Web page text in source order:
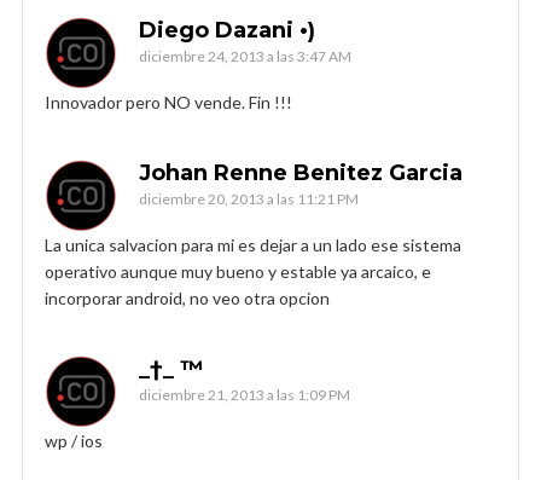
Diego Dazani •)
diciembre 24, 2013 a las 3:47 AM
Innovador pero NO vende. Fin !!!
Johan Renne Benitez Garcia
diciembre 20, 2013 a las 11:21 PM
La unica salvacion para mi es dejar a un lado ese sistema
operativo aunque muy bueno y estable ya arcaico, e
incorporar android, no veo otra opcion
_†_ ™
diciembre 21, 2013 a las 1:09 PM
wp / ios